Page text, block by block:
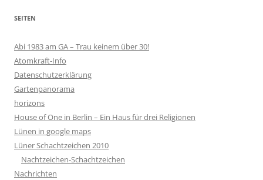
SEITEN
Abi 1983 am GA – Trau keinem über 30!
Atomkraft-Info
Datenschutzerklärung
Gartenpanorama
horizons
House of One in Berlin – Ein Haus für drei Religionen
Lünen in google maps
Lüner Schachtzeichen 2010
Nachtzeichen-Schachtzeichen
Nachrichten